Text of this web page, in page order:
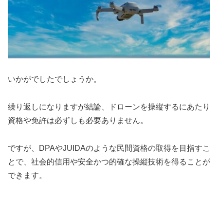
いかがでしたでしょうか。
繰り返しになりますが結論、ドローンを操縦するにあたり
資格や免許は必ずしも必要ありません。
ですが、DPAやJUIDAのような民間資格の取得を目指すこ
とで、社会的信用や安全かつ的確な操縦技術を得ることが
できます。